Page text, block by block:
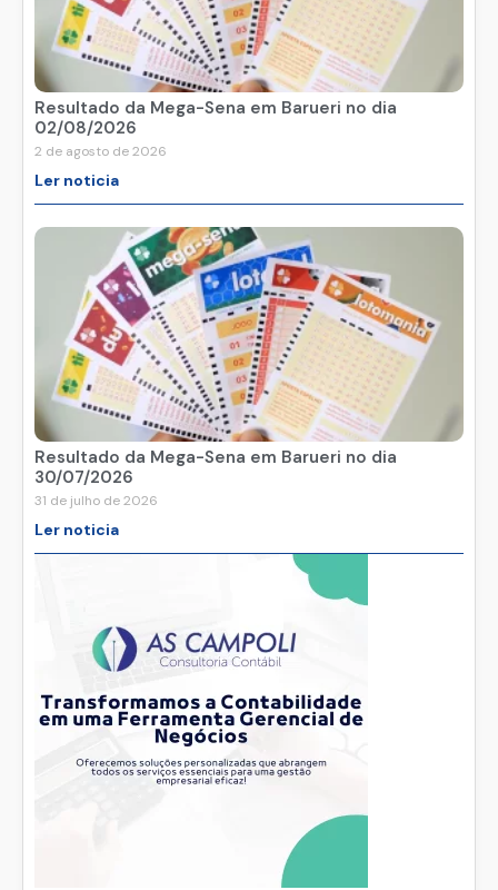
Resultado da Mega-Sena em Barueri no dia
02/08/2026
2 de agosto de 2026
Ler noticia
Resultado da Mega-Sena em Barueri no dia
30/07/2026
31 de julho de 2026
Ler noticia